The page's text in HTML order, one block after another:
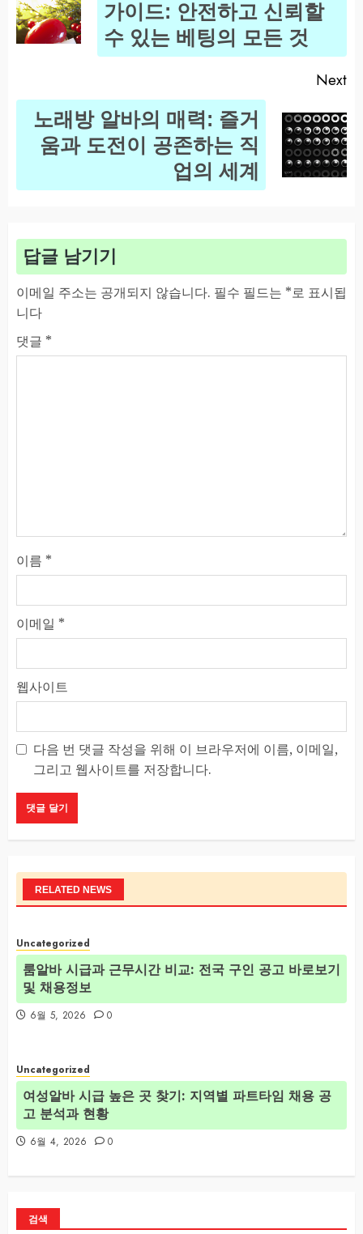
가이드: 안전하고 신뢰할
수 있는 베팅의 모든 것
Next
Next
post:
노래방 알바의 매력: 즐거
움과 도전이 공존하는 직
업의 세계
답글 남기기
이메일 주소는 공개되지 않습니다. 필수 필드는 *로 표시됩
니다
댓글 *
이름 *
이메일 *
웹사이트
다음 번 댓글 작성을 위해 이 브라우저에 이름, 이메일,
그리고 웹사이트를 저장합니다.
RELATED NEWS
Uncategorized
룸알바 시급과 근무시간 비교: 전국 구인 공고 바로보기
및 채용정보
6월 5, 2026 0
Uncategorized
여성알바 시급 높은 곳 찾기: 지역별 파트타임 채용 공
고 분석과 현황
6월 4, 2026 0
검색